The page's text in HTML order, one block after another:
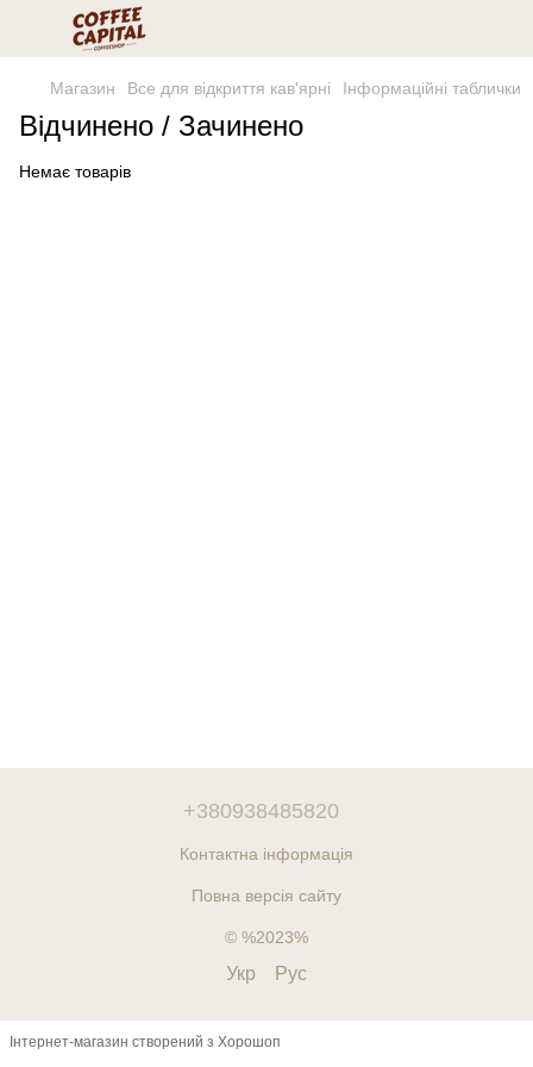
Магазин Все для відкриття кав'ярні Інформаційні таблички
Відчинено / Зачинено
Немає товарів
+380938485820
Контактна інформація
Повна версія сайту
© %2023%
Укр Рус
Інтернет-магазин створений з Хорошоп